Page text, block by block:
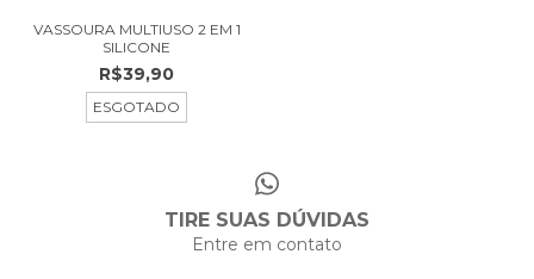
VASSOURA MULTIUSO 2 EM 1
SILICONE
R$39,90
ESGOTADO
TIRE SUAS DÚVIDAS
Entre em contato